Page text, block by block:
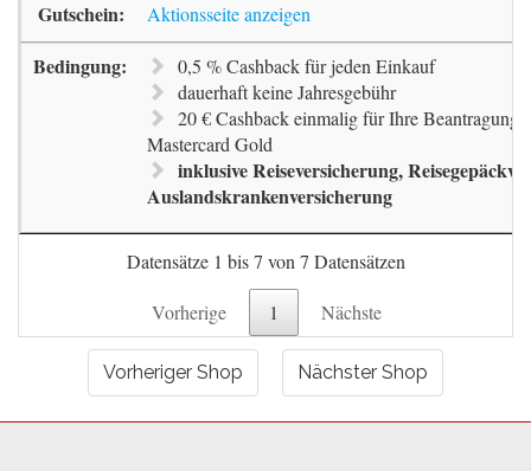
Aktionsseite anzeigen
0,5 % Cashback für jeden Einkauf
dauerhaft keine Jahresgebühr
20 € Cashback einmalig für Ihre Beantragung
Mastercard Gold
inklusive Reiseversicherung,
Auslandskrankenversicherung
Datensätze 1 bis 7 von 7 Datensätzen
Vorherige 1 Nächste
Vorheriger Shop Nächster Shop